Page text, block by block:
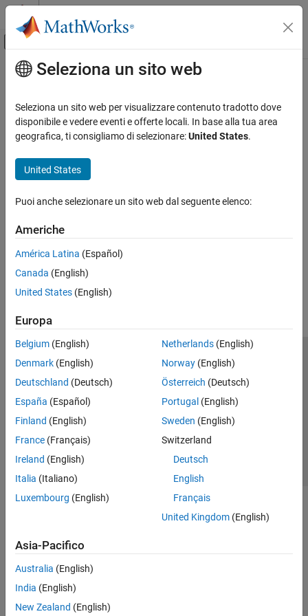
Vai al contenuto
Attiva/disattiva menu di navigazione
Pagina iniziale della documentazione
FPGA, ASIC, and SoC Development
Contenuto principale
How useful was this information?
Seleziona un sito web
Seleziona un sito web per visualizzare contenuto tradotto dove
disponibile e vedere eventi e offerte locali. In base alla tua area
geografica, ti consigliamo di selezionare:United States.
United States
Puoi anche selezionare un sito web dal seguente elenco:
Americhe
América Latina (Español)
Canada (English)
United States (English)
Europa
Belgium (English)
Denmark (English)
Deutschland (Deutsch)
España (Español)
Finland (English)
France (Français)
Ireland (English)
Italia (Italiano)
Luxembourg (English)
Netherlands(English)
Norway(English)
Österreich (Deutsch)
Portugal (English)
Sweden (English)
Switzerland
Deutsch
English
Français
United Kingdom(English)
Asia-Pacifico
Australia (English)
India (English)
New Zealand (English)
Centro di fiducia
Informativa sulla privacy
Antipirateria
Stato dell'applicazione
Contatti
© 1994-2026 The MathWorks, Inc.